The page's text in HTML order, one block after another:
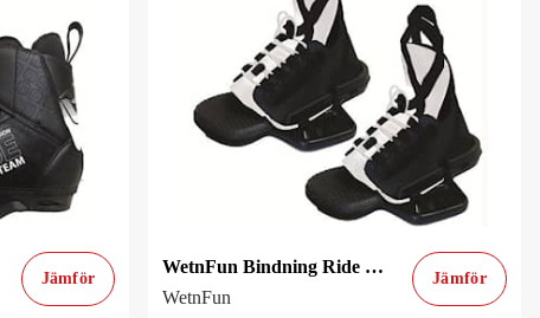
Jämför
WetnFun Bindning Ride Boot 35-47
WetnFun
Jämför